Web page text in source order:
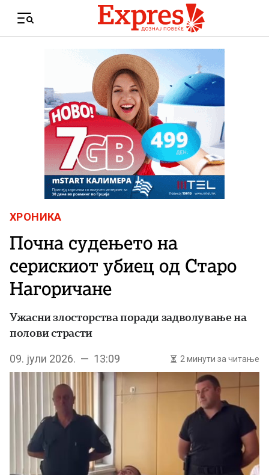
Menu
ХРОНИКА
Почна судењето на
серискиот убиец од Старо
Нагоричане
Ужасни злосторства поради задволување на
полови страсти
09. јули 2026. — 13:09 2 минути за читање